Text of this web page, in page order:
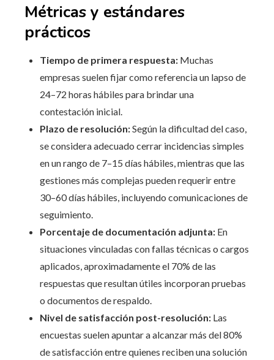
Métricas y estándares
prácticos
Tiempo de primera respuesta: Muchas
empresas suelen fijar como referencia un lapso de
24–72 horas hábiles para brindar una
contestación inicial.
Plazo de resolución:Según la dificultad del caso,
se considera adecuado cerrar incidencias simples
en un rango de 7–15 días hábiles, mientras que las
gestiones más complejas pueden requerir entre
30–60 días hábiles, incluyendo comunicaciones de
seguimiento.
Porcentaje de documentación adjunta: En
situaciones vinculadas con fallas técnicas o cargos
aplicados, aproximadamente el 70% de las
respuestas que resultan útiles incorporan pruebas
o documentos de respaldo.
Nivel de satisfacción post-resolución: Las
encuestas suelen apuntar a alcanzar más del 80%
de satisfacción entre quienes reciben una solución